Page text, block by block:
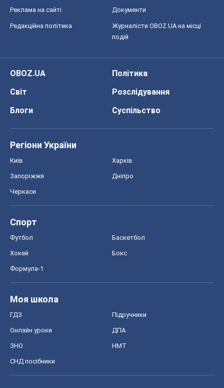
Реклама на сайті Документи
Редакційна політика
Журналісти OBOZ.UA на місці
подій
OBOZ.UA
Політика
Світ
Розслідування
Блоги
Суспільство
Регіони України
Київ Харків
Запоріжжя Дніпро
Черкаси
Спорт
Футбол Баскетбол
Хокей Бокс
Формула-1
Моя школа
ГДЗ Підручники
Онлайн уроки ДПА
ЗНО НМТ
СНД посібники